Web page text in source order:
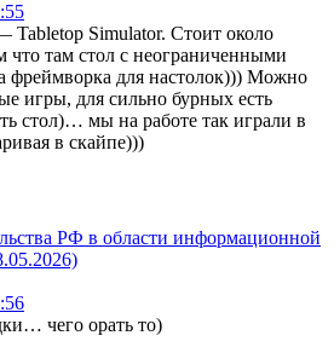
Simulator. Стоит около
там стол с неограниченными
фреймворка для настолок))) Можно
игры, для сильно бурных есть
стол)… мы на работе так играли в
в скайпе)))
РФ в области информационной
чего орать то)